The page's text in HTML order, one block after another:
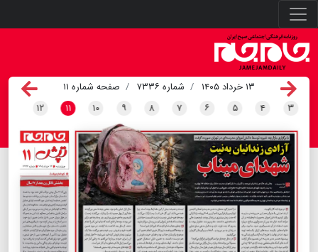
۱۳ خرداد ۱۴۰۵ شماره ۷۳۳۶
صفحه شماره ۱۱
۳ ۴ ۵ ۶ ۷ ۸ ۹ ۱۰ ۱۱ ۱۲